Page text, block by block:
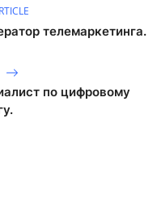
телемаркетинга.
по цифровому